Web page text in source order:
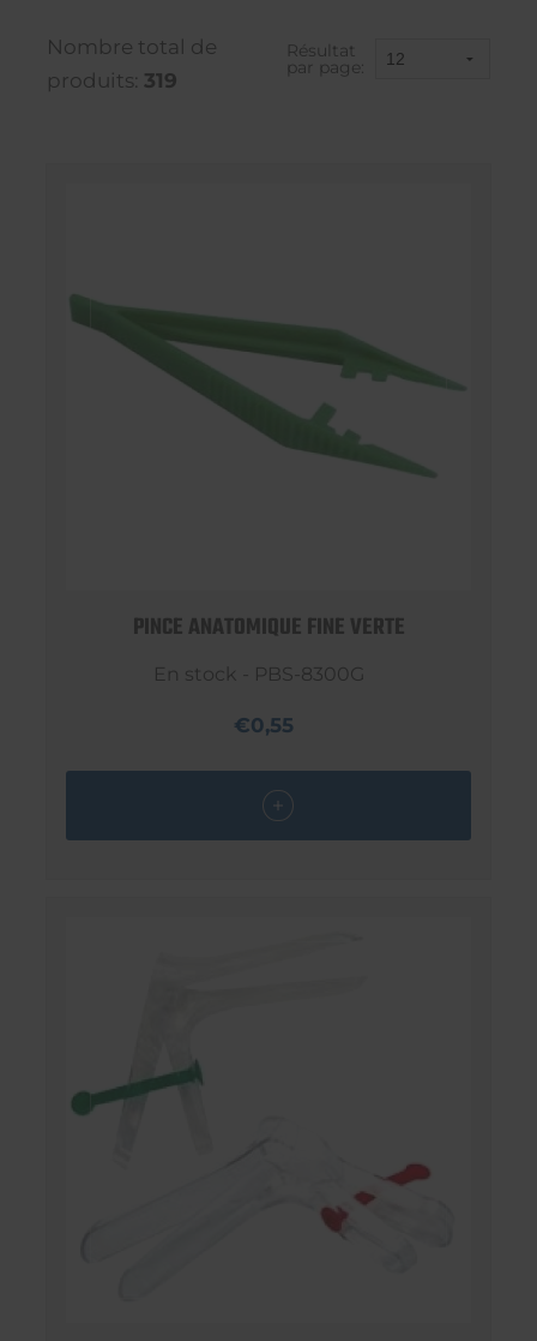
Nombre total de
produits: 319
Résultat
par page:
PINCE ANATOMIQUE FINE VERTE
En stock - PBS-8300G
€0,55